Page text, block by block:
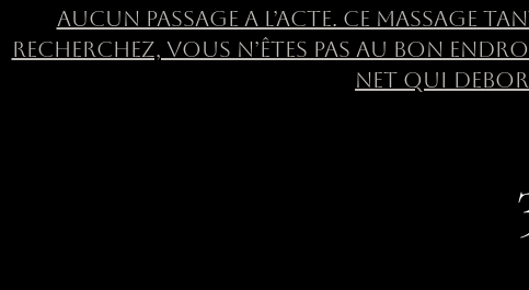
AUCUN PASSAGE A L’ACTE. CE MASSAGE
RECHERCHEZ, VOUS N’ÊTES PAS AU BON
NET QUI